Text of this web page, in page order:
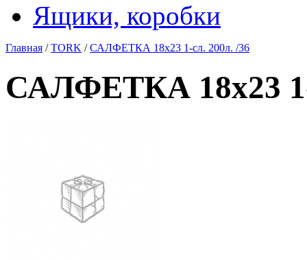
Ящики, коробки
Главная /TORK /САЛФЕТКА 18х23 1-сл. 200л. /36
САЛФЕТКА 18х23